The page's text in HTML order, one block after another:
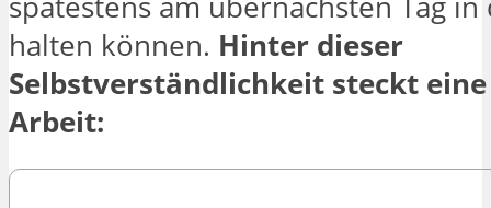
halten können. Hinter dieser
Selbstverständlichkeit steckt
Arbeit: